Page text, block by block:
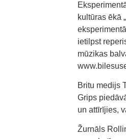
kultūras ēkā
ietilpst
mūzikas
Britu medijs
Grips
un attīrījies,
Žurnāls